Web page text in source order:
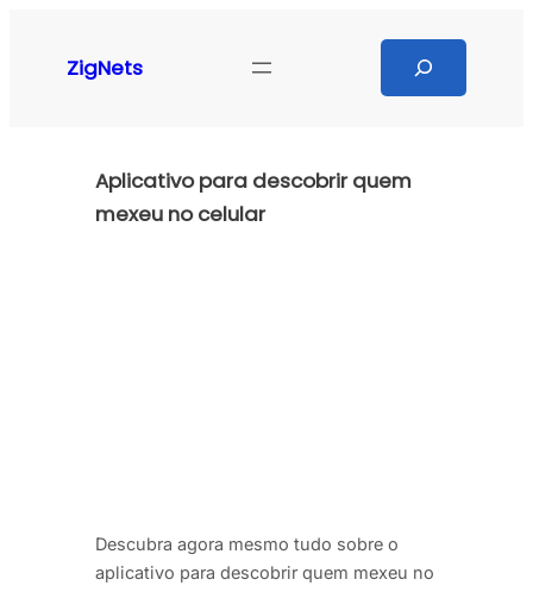
ZigNets
Aplicativo para descobrir quem
mexeu no celular
Descubra agora mesmo tudo sobre o
aplicativo para descobrir quem mexeu no